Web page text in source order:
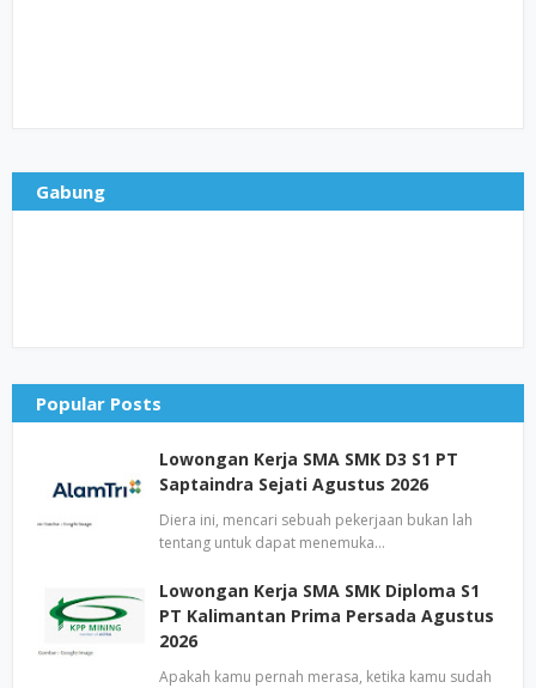
Gabung
Popular Posts
Lowongan Kerja SMA SMK D3 S1 PT
Saptaindra Sejati Agustus 2026
Diera ini, mencari sebuah pekerjaan bukan lah
tentang untuk dapat menemuka…
Lowongan Kerja SMA SMK Diploma S1
PT Kalimantan Prima Persada Agustus
2026
Apakah kamu pernah merasa, ketika kamu sudah